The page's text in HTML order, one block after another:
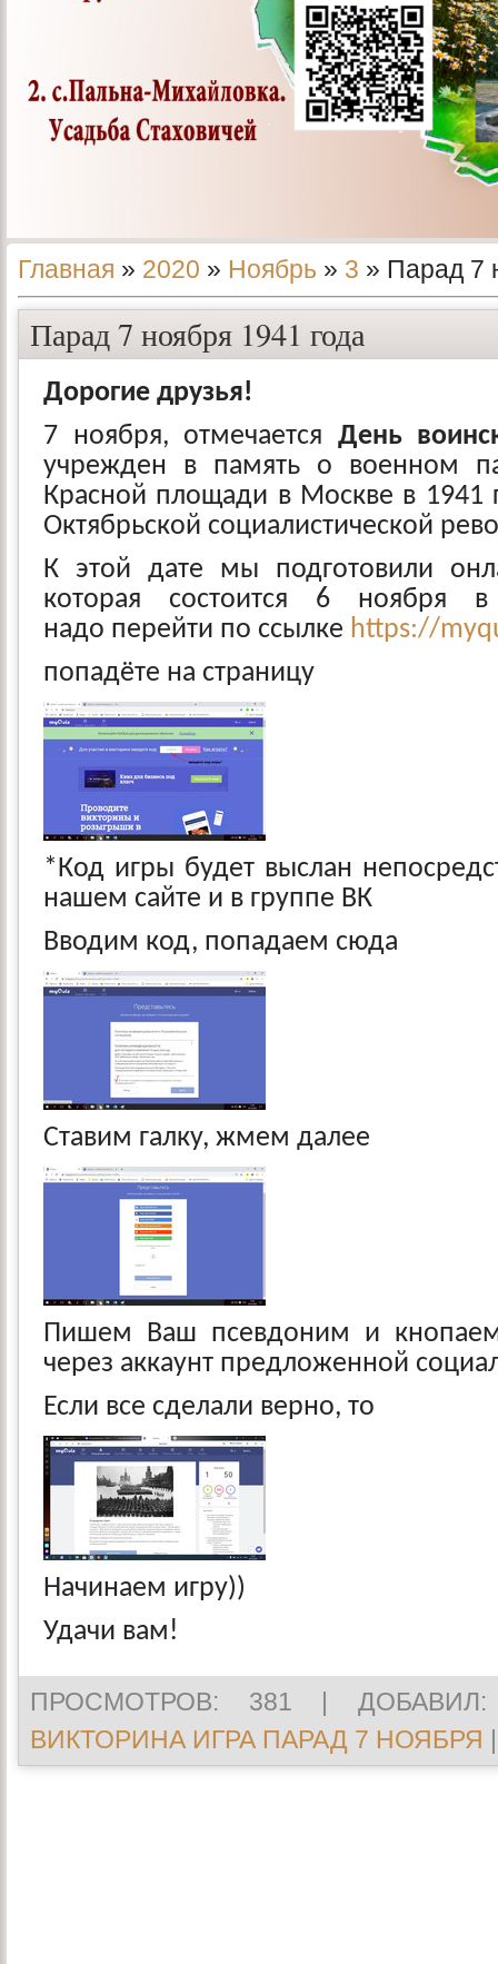
Главная » 2020 » Ноябрь » 3 » Парад 7
Парад 7 ноября 1941 года
Дорогие друзья!
7 ноября, отмечается День
учрежден в память о военном
Красной площади в Москве в 1941
Октябрьской социалистической
К этой дате мы подготовили
которая состоится 6 ноября
надо перейти по ссылке https://
попадёте на страницу
*Код игры будет выслан
нашем сайте и в группе ВК
Вводим код, попадаем сюда
Ставим галку, жмем далее
Пишем Ваш псевдоним и кнопаем
через аккаунт предложенной
Если все сделали верно, то
Начинаем игру))
Удачи вам!
ПРОСМОТРОВ: 381 | ДОБАВИЛ
ВИКТОРИНА ИГРА ПАРАД 7 НОЯБРЯ